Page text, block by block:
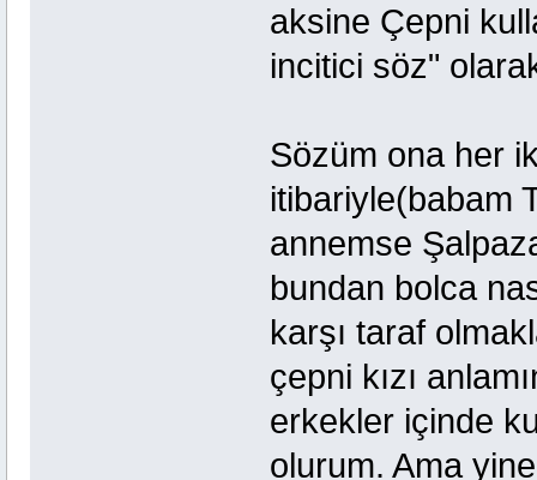
aksine Çepni
incitici söz"
Sözüm ona her
itibariyle(babam
annemse
bundan bolca
karşı taraf
çepni kızı
erkekler içinde
olurum. Ama